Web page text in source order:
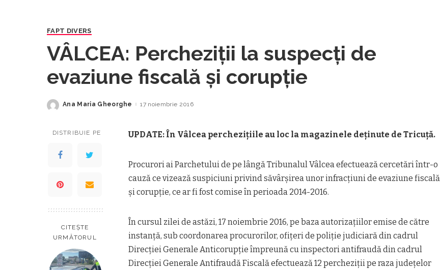
FAPT DIVERS
VÂLCEA: Percheziții la suspecți de
evaziune fiscală și corupție
Posted
Ana Maria Gheorghe 17 noiembrie 2016
DISTRIBUIE PE
CITEȘTE
URMĂTORUL
UPDATE: În Vâlcea perchezițiile au loc la magazinele deținute de Tricuță.
Procurori ai Parchetului de pe lângă Tribunalul Vâlcea efectuează cercetări într-o
cauză ce vizează suspiciuni privind săvârșirea unor infracțiuni de evaziune fiscală
şi corupţie, ce ar fi fost comise în perioada 2014-2016.
În cursul zilei de astăzi, 17 noiembrie 2016, pe baza autorizaţiilor emise de către
instanță, sub coordonarea procurorilor, ofiţeri de poliţie judiciară din cadrul
Direcţiei Generale Anticorupţie împreună cu inspectori antifraudă din cadrul
Direcţiei Generale Antifraudă Fiscală efectuează 12 percheziții pe raza judeţelor